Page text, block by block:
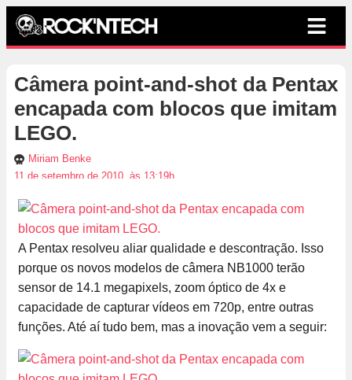
Câmera point-and-shot da Pentax
encapada com blocos que imitam
LEGO.
Miriam Benke
11 de setembro de 2010, às 13:19h
A Pentax resolveu aliar qualidade e descontração. Isso
porque os novos modelos de câmera NB1000 terão
sensor de 14.1 megapixels, zoom óptico de 4x e
capacidade de capturar vídeos em 720p, entre outras
funções. Até aí tudo bem, mas a inovação vem a seguir: